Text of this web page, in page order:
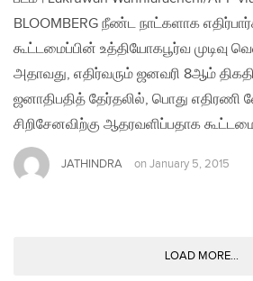
BLOOMBERG நீண்ட நாட்களாக
கூட்டமைப்பின் உத்தியோகபூர்வ முடிவு
அதாவது, எதிர்வரும் ஜனவரி 8ஆம்
ஜனாதிபதித் தேர்தலில், பொது எதிரணி
சிறிசேனவிற்கு ஆதரவளிப்பதாக
JATHINDRA on January 5, 2015
LOAD MORE...